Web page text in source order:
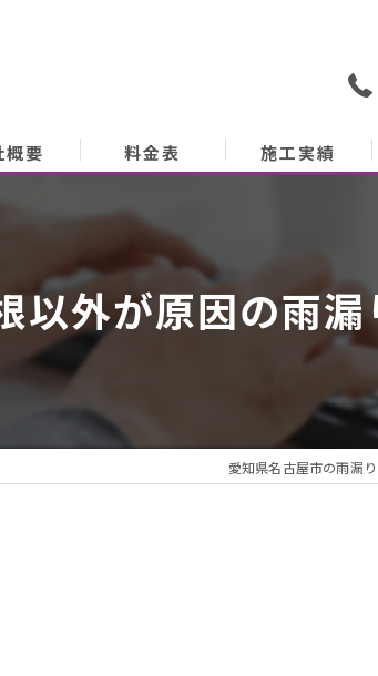
概要
要
いさつ
セス
料金表 施工実績
以外が原因の雨
愛知県名古屋市の雨漏